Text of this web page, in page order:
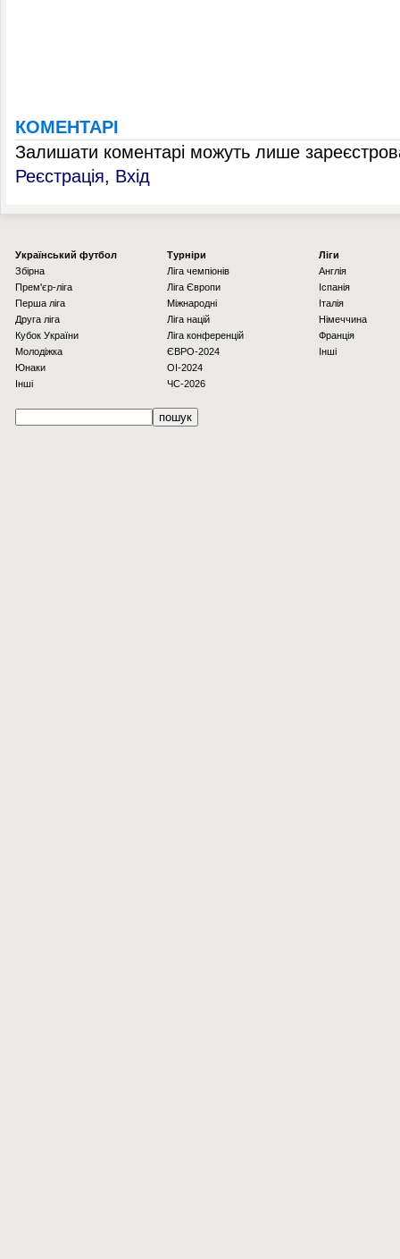
КОМЕНТАРІ
Залишати коментарі можуть лише
Реєстрація, Вхід
Українcький футбол
Збірна
Прем'єр-ліга
Перша ліга
Друга ліга
Кубок України
Молодіжка
Юнаки
Інші
Турніри
Ліга чемпіонів
Ліга Європи
Міжнародні
Ліга націй
Ліга конференцій
ЄВРО-2024
OI-2024
ЧС-2026
Ліги
Англія
Іспанія
Італія
Німеччина
Франція
Інші